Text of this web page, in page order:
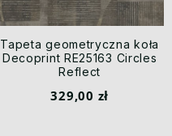
Tapeta geometryczna koła
Decoprint RE25163 Circles
Reflect
329,00 zł